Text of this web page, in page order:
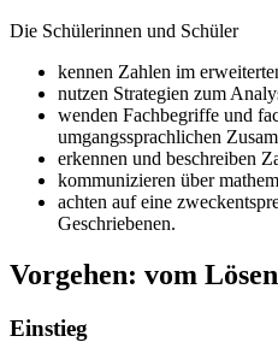
Die Schülerinnen und Schüler
kennen Zahlen im
nutzen Strategien zum
wenden Fachbegriffe und
umgangssprachlichen
erkennen und beschreiben
kommunizieren über
achten auf eine
Geschriebenen.
Vorgehen: vom
Einstieg